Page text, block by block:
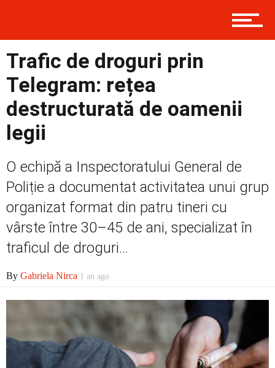
Politică
Externe
Social
Economic
Trafic de droguri prin
Telegram: rețea
destructurată de oamenii
legii
O echipă a Inspectoratului General de
Poliție a documentat activitatea unui grup
organizat format din patru tineri cu
vârste între 30–45 de ani, specializat în
traficul de droguri...
By Gabriela Nirca 1 an ago